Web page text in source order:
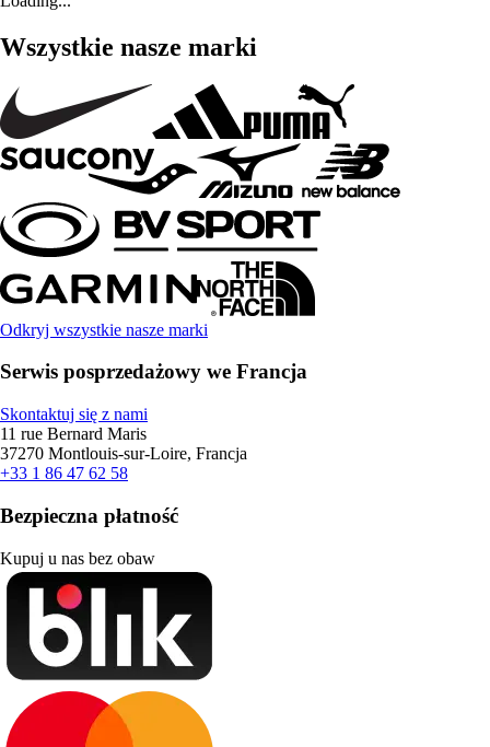
Wszystkie nasze marki
Odkryj wszystkie nasze marki
Serwis posprzedażowy we Francja
Skontaktuj się z nami
11 rue Bernard Maris
37270 Montlouis-sur-Loire, Francja
+33 1 86 47 62 58
Bezpieczna płatność
Kupuj u nas bez obaw